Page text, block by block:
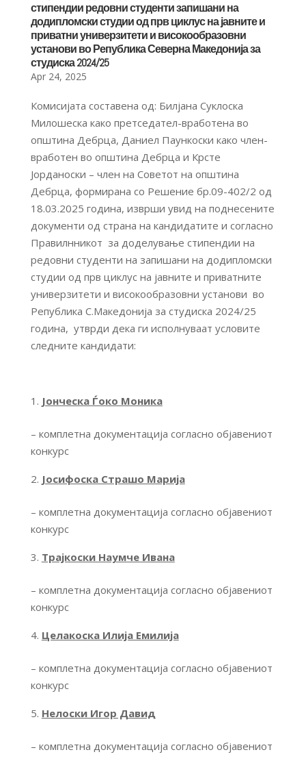
стипендии редовни студенти запишани на
додипломски студии од прв циклус на јавните и
приватни универзитети и високообразовни
установи во Република Северна Македонија за
студиска 2024/25
Apr 24, 2025
Комисијата составена од: Билјана Суклоска
Милошеска како претседател-вработена во
општина Дебрца, Даниел Паункоски како член-
вработен во општина Дебрца и Крсте
Јорданоски – член на Советот на општина
Дебрца, формирана со Решение бр.09-402/2 од
18.03.2025 година, изврши увид на поднесените
документи од страна на кандидатите и согласно
Правилнникот за доделување стипендии на
редовни студенти на запишани на додипломски
студии од прв циклус на јавните и приватните
универзитети и високообразовни установи во
Република С.Македонија за студиска 2024/25
година, утврди дека ги исполнуваат условите
следните кандидати:
Јонческа Ѓоко Моника
– комплетна документација согласно објавениот
конкурс
Јосифоска Страшо Марија
– комплетна документација согласно објавениот
конкурс
Трајкоски Наумче Ивана
– комплетна документација согласно објавениот
конкурс
Целакоска Илија Емилија
– комплетна документација согласно објавениот
конкурс
Нелоски Игор Давид
– комплетна документација согласно објавениот